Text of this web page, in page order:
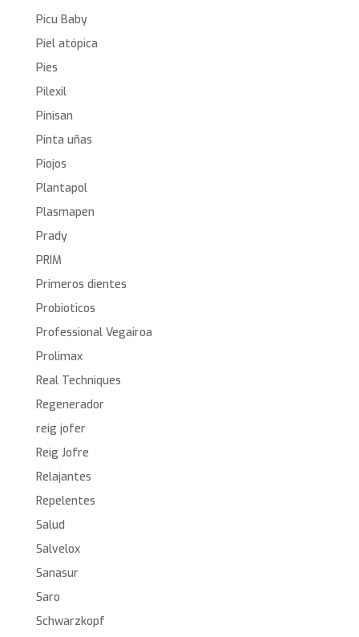
Picu Baby
Piel atópica
Pies
Pilexil
Pinisan
Pinta uñas
Piojos
Plantapol
Plasmapen
Prady
PRIM
Primeros dientes
Probioticos
Professional Vegairoa
Prolimax
Real Techniques
Regenerador
reig jofer
Reig Jofre
Relajantes
Repelentes
Salud
Salvelox
Sanasur
Saro
Schwarzkopf